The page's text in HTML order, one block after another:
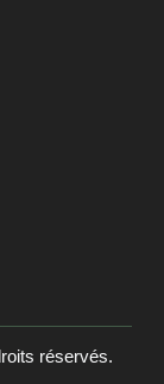
réservés.